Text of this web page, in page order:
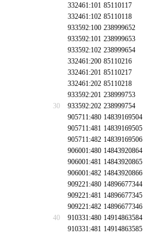
332461:101 85110117
332461:102 85110118
933592:100 238999652
933592:101 238999653
933592:102 238999654
332461:200 85110216
332461:201 85110217
332461:202 85110218
933592:201 238999753
30
933592:202 238999754
905711:480 14839169504
905711:481 14839169505
905711:482 14839169506
906001:480 14843920864
906001:481 14843920865
906001:482 14843920866
909221:480 14896677344
909221:481 14896677345
909221:482 14896677346
40
910331:480 14914863584
910331:481 14914863585